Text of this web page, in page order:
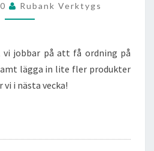
02
Rubank Verktygs
vi jobbar på att få ordning på
lägga in lite fler produkter
i nästa vecka!